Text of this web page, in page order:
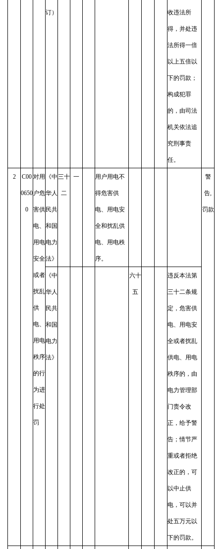
订） 收违法所
得，并处违
法所得一倍
以上五倍以
下的罚款；
构成犯罪
的，由司法
机关依法追
究刑事责
任。
2 C00
0650
0
对用
户危
害供
电、
用电
安全
或者
扰乱
供
电、
用电
秩序
的行
为进
行处
罚
《中
华人
民共
和国
电力
法》
三十
二
一 用户用电不
得危害供
电、用电安
全和扰乱供
电、用电秩
序。
警
告,
罚款
《中
华人
民共
和国
电力
法》
六十
五
违反本法第
三十二条规
定，危害供
电、用电安
全或者扰乱
供电、用电
秩序的，由
电力管理部
门责令改
正，给予警
告；情节严
重或者拒绝
改正的，可
以中止供
电，可以并
处五万元以
下的罚款。